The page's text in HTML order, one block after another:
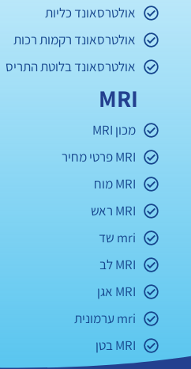
אולטרסאונד כליות
אולטרסאונד רקמות רכות
אולטרסאונד בלוטת התריס
MRI
מכון MRI
MRI פרטי מחיר
MRI מוח
MRI ראש
mri שד
MRI לב
MRI אגן
mri ערמונית
MRI בטן